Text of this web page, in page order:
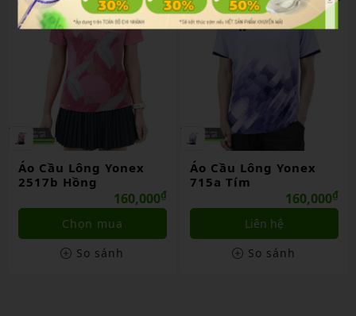
Áo Cầu Lông Yonex
2517b Hồng
160,000₫
Chọn mua
So sánh
Áo Cầu Lông Yonex
715a Tím
160,000₫
Liên hệ
So sánh